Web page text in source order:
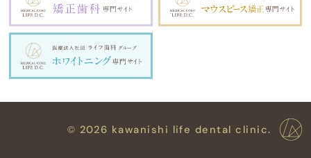
© 2026 kawanishi life dental clinic.